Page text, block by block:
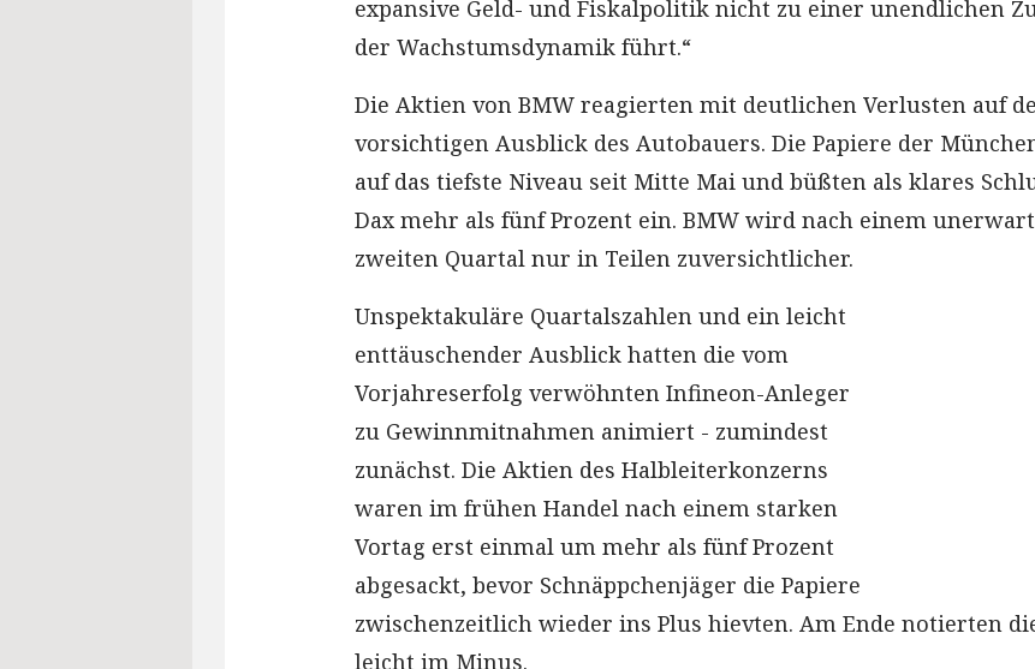
expansive Geld- und Fiskalpolitik nicht zu einer unendlichen
der Wachstumsdynamik führt.“
Die Aktien von BMW reagierten mit deutlichen Verlusten auf
vorsichtigen Ausblick des Autobauers. Die Papiere der
auf das tiefste Niveau seit Mitte Mai und büßten als klares
Dax mehr als fünf Prozent ein. BMW wird nach einem
zweiten Quartal nur in Teilen zuversichtlicher.
Unspektakuläre Quartalszahlen und ein leicht
enttäuschender Ausblick hatten die vom
Vorjahreserfolg verwöhnten Infineon-Anleger
zu Gewinnmitnahmen animiert - zumindest
zunächst. Die Aktien des Halbleiterkonzerns
waren im frühen Handel nach einem starken
Vortag erst einmal um mehr als fünf Prozent
abgesackt, bevor Schnäppchenjäger die Papiere
zwischenzeitlich wieder ins Plus hievten. Am Ende notierten
leicht im Minus.